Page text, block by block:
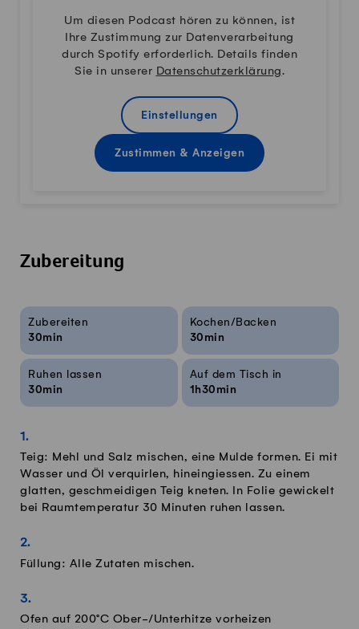
Um diesen Podcast hören zu können, ist
Ihre Zustimmung zur Datenverarbeitung
durch Spotify erforderlich. Details finden
Sie in unserer Datenschutzerklärung.
Einstellungen
Zustimmen & Anzeigen
Zubereitung
Rezeptinfos
Zubereiten
30min
Kochen/Backen
30min
Ruhen lassen
30min
Auf dem Tisch in
1h30min
Teig: Mehl und Salz mischen, eine Mulde formen. Ei mit
Wasser und Öl verquirlen, hineingiessen. Zu einem
glatten, geschmeidigen Teig kneten. In Folie gewickelt
bei Raumtemperatur 30 Minuten ruhen lassen.
Füllung: Alle Zutaten mischen.
Ofen auf 200°C Ober-/Unterhitze vorheizen